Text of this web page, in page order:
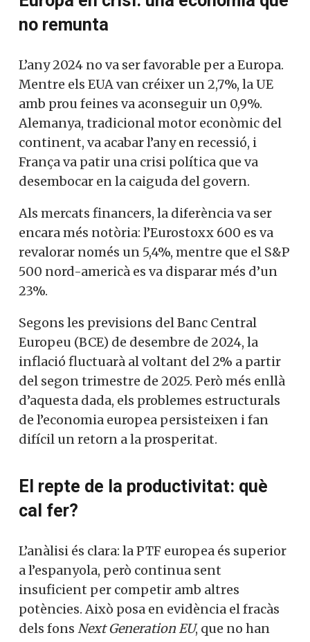
no remunta
L’any 2024 no va ser favorable per a Europa.
Mentre els EUA van créixer un 2,7%, la UE
amb prou feines va aconseguir un 0,9%.
Alemanya, tradicional motor econòmic del
continent, va acabar l’any en recessió, i
França va patir una crisi política que va
desembocar en la caiguda del govern.
Als mercats financers, la diferència va ser
encara més notòria: l’Eurostoxx 600 es va
revalorar només un 5,4%, mentre que el S&P
500 nord-americà es va disparar més d’un
23%.
Segons les previsions del Banc Central
Europeu (BCE) de desembre de 2024, la
inflació fluctuarà al voltant del 2% a partir
del segon trimestre de 2025. Però més enllà
d’aquesta dada, els problemes estructurals
de l’economia europea persisteixen i fan
difícil un retorn a la prosperitat.
El repte de la productivitat: què
cal fer?
L’anàlisi és clara: la PTF europea és superior
a l’espanyola, però continua sent
insuficient per competir amb altres
potències. Això posa en evidència el fracàs
dels fons Next Generation EU, que no han